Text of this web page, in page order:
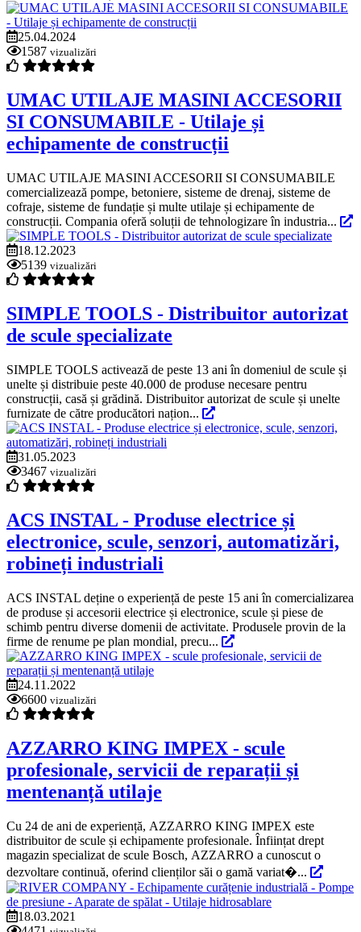
25.04.2024
1587 vizualizări
UMAC UTILAJE MASINI ACCESORII
SI CONSUMABILE - Utilaje și
echipamente de construcții
UMAC UTILAJE MASINI ACCESORII SI CONSUMABILE
comercializează pompe, betoniere, sisteme de drenaj, sisteme de
cofraje, sisteme de fundație și multe utilaje și echipamente de
construcții. Compania oferă soluții de tehnologizare în industria...
18.12.2023
5139 vizualizări
SIMPLE TOOLS - Distribuitor autorizat
de scule specializate
SIMPLE TOOLS activează de peste 13 ani în domeniul de scule și
unelte și distribuie peste 40.000 de produse necesare pentru
construcții, casă și grădină. Distribuitor autorizat de scule și unelte
furnizate de către producători națion...
31.05.2023
3467 vizualizări
ACS INSTAL - Produse electrice și
electronice, scule, senzori, automatizări,
robineți industriali
ACS INSTAL deține o experiență de peste 15 ani în comercializarea
de produse și accesorii electrice și electronice, scule și piese de
schimb pentru diverse domenii de activitate. Produsele provin de la
firme de renume pe plan mondial, precu...
24.11.2022
6600 vizualizări
AZZARRO KING IMPEX - scule
profesionale, servicii de reparații și
mentenanță utilaje
Cu 24 de ani de experiență, AZZARRO KING IMPEX este
distribuitor de scule și echipamente profesionale. Înființat drept
magazin specializat de scule Bosch, AZZARRO a cunoscut o
dezvoltare continuă, oferind clienților săi o gamă variat�...
18.03.2021